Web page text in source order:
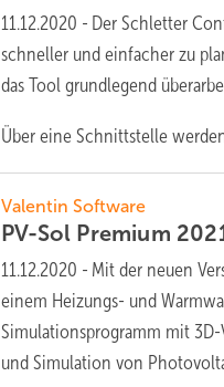
11.12.2020 - Der Schletter
schneller und einfacher zu
das Tool grundlegend
Über eine Schnittstelle
Valentin Software
PV-Sol Premium
11.12.2020 - Mit der neuen
einem Heizungs- und
Simulationsprogramm mit
und Simulation von